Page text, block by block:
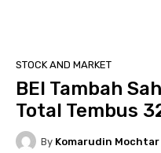
STOCK AND MARKET
BEI Tambah
Total Tembus
By Komarudin Mochtar